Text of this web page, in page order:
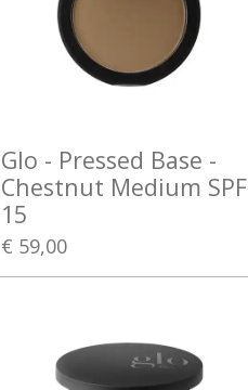
Glo - Pressed Base -
Chestnut Medium SPF
15
€ 59,00